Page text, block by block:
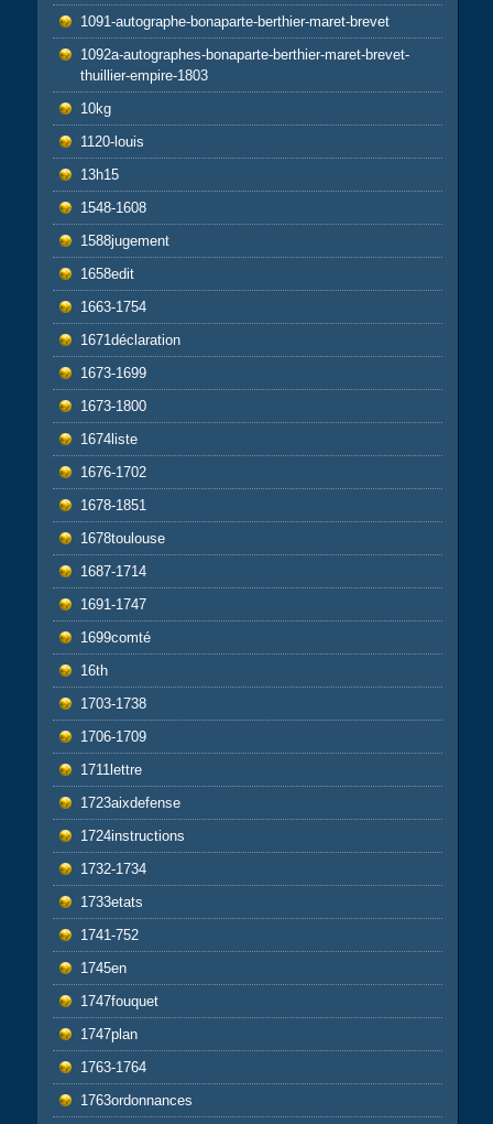
1091-autographe-bonaparte-berthier-maret-brevet
1092a-autographes-bonaparte-berthier-maret-brevet-
thuillier-empire-1803
10kg
1120-louis
13h15
1548-1608
1588jugement
1658edit
1663-1754
1671déclaration
1673-1699
1673-1800
1674liste
1676-1702
1678-1851
1678toulouse
1687-1714
1691-1747
1699comté
16th
1703-1738
1706-1709
1711lettre
1723aixdefense
1724instructions
1732-1734
1733etats
1741-752
1745en
1747fouquet
1747plan
1763-1764
1763ordonnances